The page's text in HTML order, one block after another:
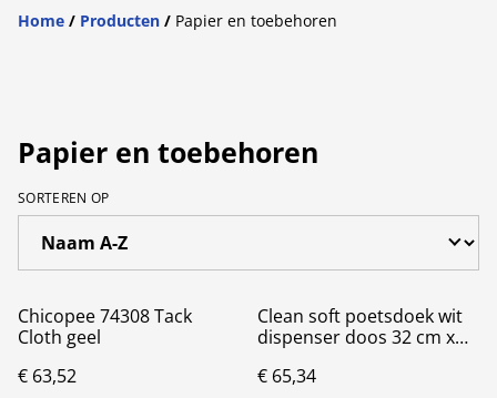
Home / Producten / Papier en toebehoren
Papier en toebehoren
SORTEREN OP
Chicopee 74308 Tack
Cloth geel
€ 63,52
Clean soft poetsdoek wit
dispenser doos 32 cm x
€ 65,34